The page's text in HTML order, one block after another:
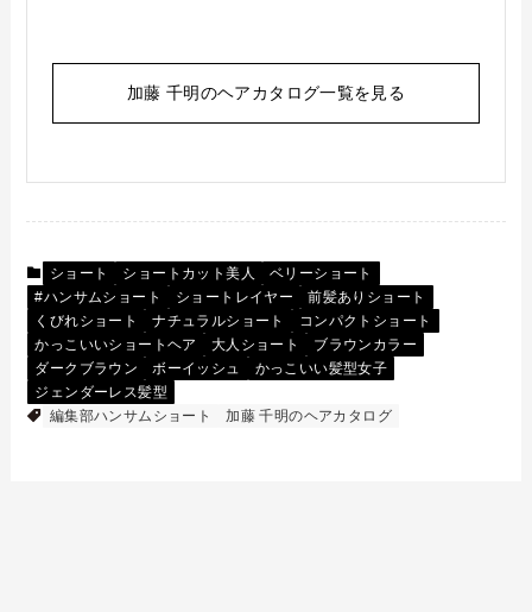
加藤 千明のヘアカタログ一覧を見る
ショート ショートカット美人
ベリーショート
#ハンサムショート
ショートレイヤー
前髪ありショート
くびれショート
ナチュラルショート
コンパクトショート
かっこいいショートヘア
大人ショート
ブラウンカラー
ダークブラウン
ボーイッシュ
かっこいい髪型女子
ジェンダーレス髪型
編集部ハンサムショート
加藤 千明のヘアカタログ